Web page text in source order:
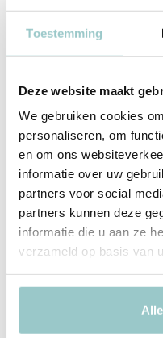
Toestemming
Deze website maakt
We gebruiken cookies
personaliseren, om
en om ons
informatie over uw
partners voor social
partners kunnen deze
informatie die u aan ze
verzameld op basis van
Ruimte voor foto's,
Specificaties
Inhoud: invulpagina’s,
Thema: vriendschap,
Uitvoering: hardcover,
Verzamel je hele Ohana bij